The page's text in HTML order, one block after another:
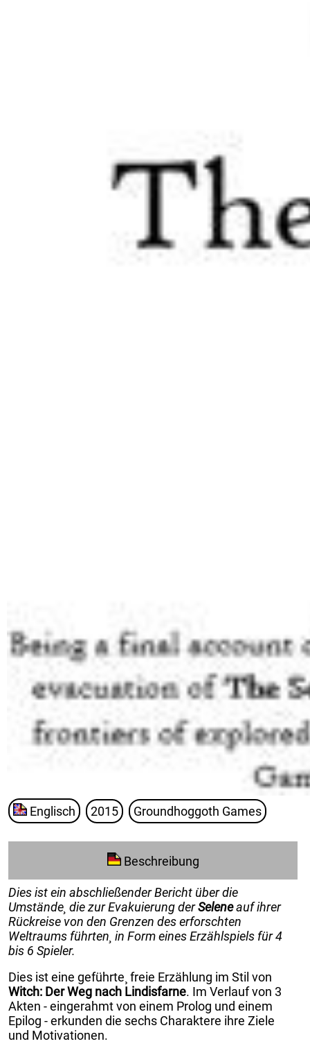
Englisch 2015 Groundhoggoth Games
Beschreibung
Dies ist ein abschließender Bericht über die
Umstände¸ die zur Evakuierung derSeleneauf ihrer
Rückreise von den Grenzen des erforschten
Weltraums führten¸ in Form eines Erzählspiels für 4
bis 6 Spieler.
Dies ist eine geführte¸ freie Erzählung im Stil von
Witch: Der Weg nach Lindisfarne. Im Verlauf von 3
Akten - eingerahmt von einem Prolog und einem
Epilog - erkunden die sechs Charaktere ihre Ziele
und Motivationen.